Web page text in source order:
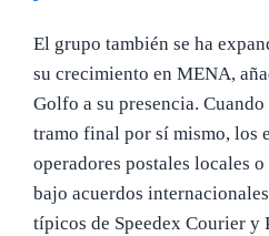
El grupo también se ha
su crecimiento en MENA,
Golfo a su presencia.
tramo final por sí mismo, los
operadores postales locales
bajo acuerdos
típicos de Speedex Courier y